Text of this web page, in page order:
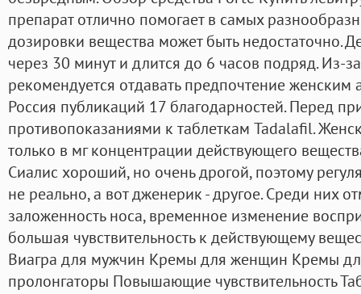
препарат отлично помогает в самых
дозировки вещества может быть недостаточно.
через 30 минут и длится до 6 часов подряд. Из-
рекомендуется отдавать предпочтение женским
Россия публикаций 17 благодарностей. Перед
противопоказаниями к таблеткам Tadalafil.
только в мг концентрации действующего
Сиалис хороший, но очень дрогой, поэтому
не реально, а вот дженерик - другое. Среди них
заложенность носа, временное изменение
большая чувствительность к действующему
Виагра для мужчин Кремы для женщин Кремы
пролонгаторы Повышающие чувствительность